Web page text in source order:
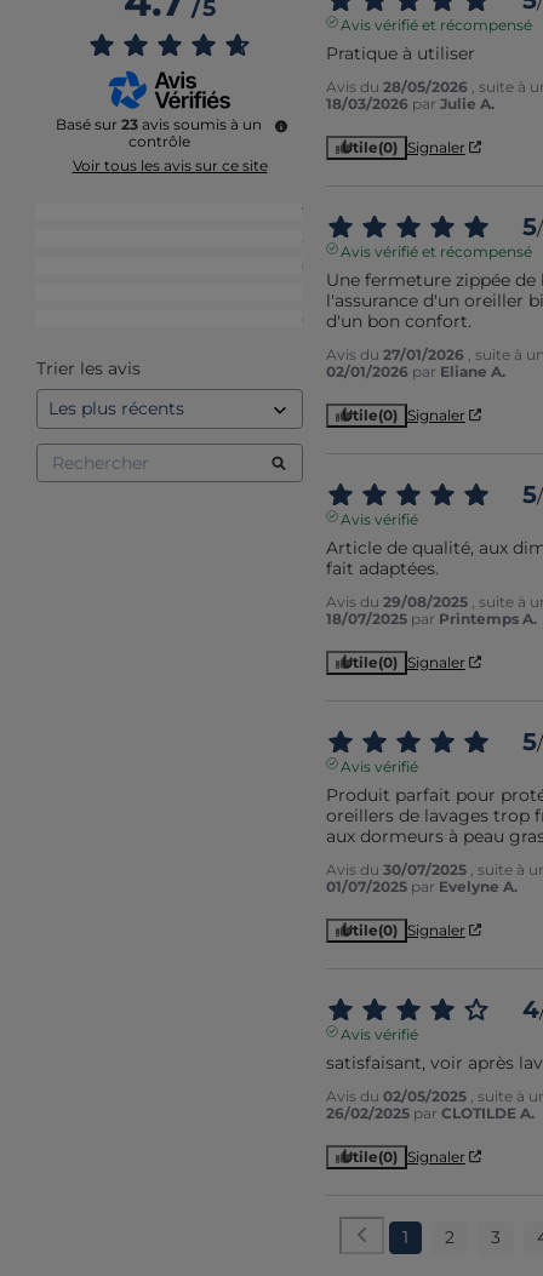
/5
Basé sur 23 avis soumis à un
contrôle
Voir tous les avis sur ce site
17
5
0
0
Trier les avis
Avis vérifié et récompensé
Pratique à utiliser
Avis du 28/05/2026
, suite à
18/03/2026 par Julie A.
Utile(0) Signaler
5/
Avis vérifié et récompensé
Une fermeture zippée de
l'assurance d'un oreiller
d'un bon confort.
Avis du 27/01/2026
, suite à
02/01/2026 par Eliane A.
Utile(0) Signaler
5/
Avis vérifié
Article de qualité, aux
fait adaptées.
Avis du 29/08/2025
, suite à
18/07/2025 par Printemps A.
Utile(0) Signaler
5/
Avis vérifié
Produit parfait pour
oreillers de lavages trop
aux dormeurs à peau
Avis du 30/07/2025
, suite à
01/07/2025 par Evelyne A.
Utile(0) Signaler
4
Avis vérifié
satisfaisant, voir après
Avis du 02/05/2025
, suite à
26/02/2025 par CLOTILDE A.
Utile(0) Signaler
1 2 3